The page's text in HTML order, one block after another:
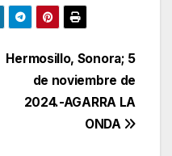
Hermosillo, Sonora; 5
de noviembre de
2024.-AGARRA LA
ONDA